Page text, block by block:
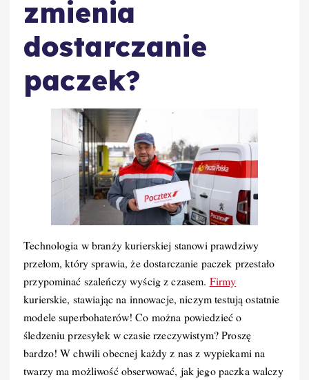
zmienia
dostarczanie
paczek?
Technologia w branży kurierskiej stanowi prawdziwy
przełom, który sprawia, że dostarczanie paczek przestało
przypominać szaleńczy wyścig z czasem. Firmy
kurierskie, stawiając na innowacje, niczym testują ostatnie
modele superbohaterów! Co można powiedzieć o
śledzeniu przesyłek w czasie rzeczywistym? Proszę
bardzo! W chwili obecnej każdy z nas z wypiekami na
twarzy ma możliwość obserwować, jak jego paczka walczy